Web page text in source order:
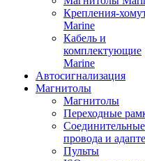
Крепления-
Marine
Кабель и
комплектующие
Marine
Автосигнализация
Магнитолы
Магнитолы
Переходные
Соединительные
провода и
Пульты